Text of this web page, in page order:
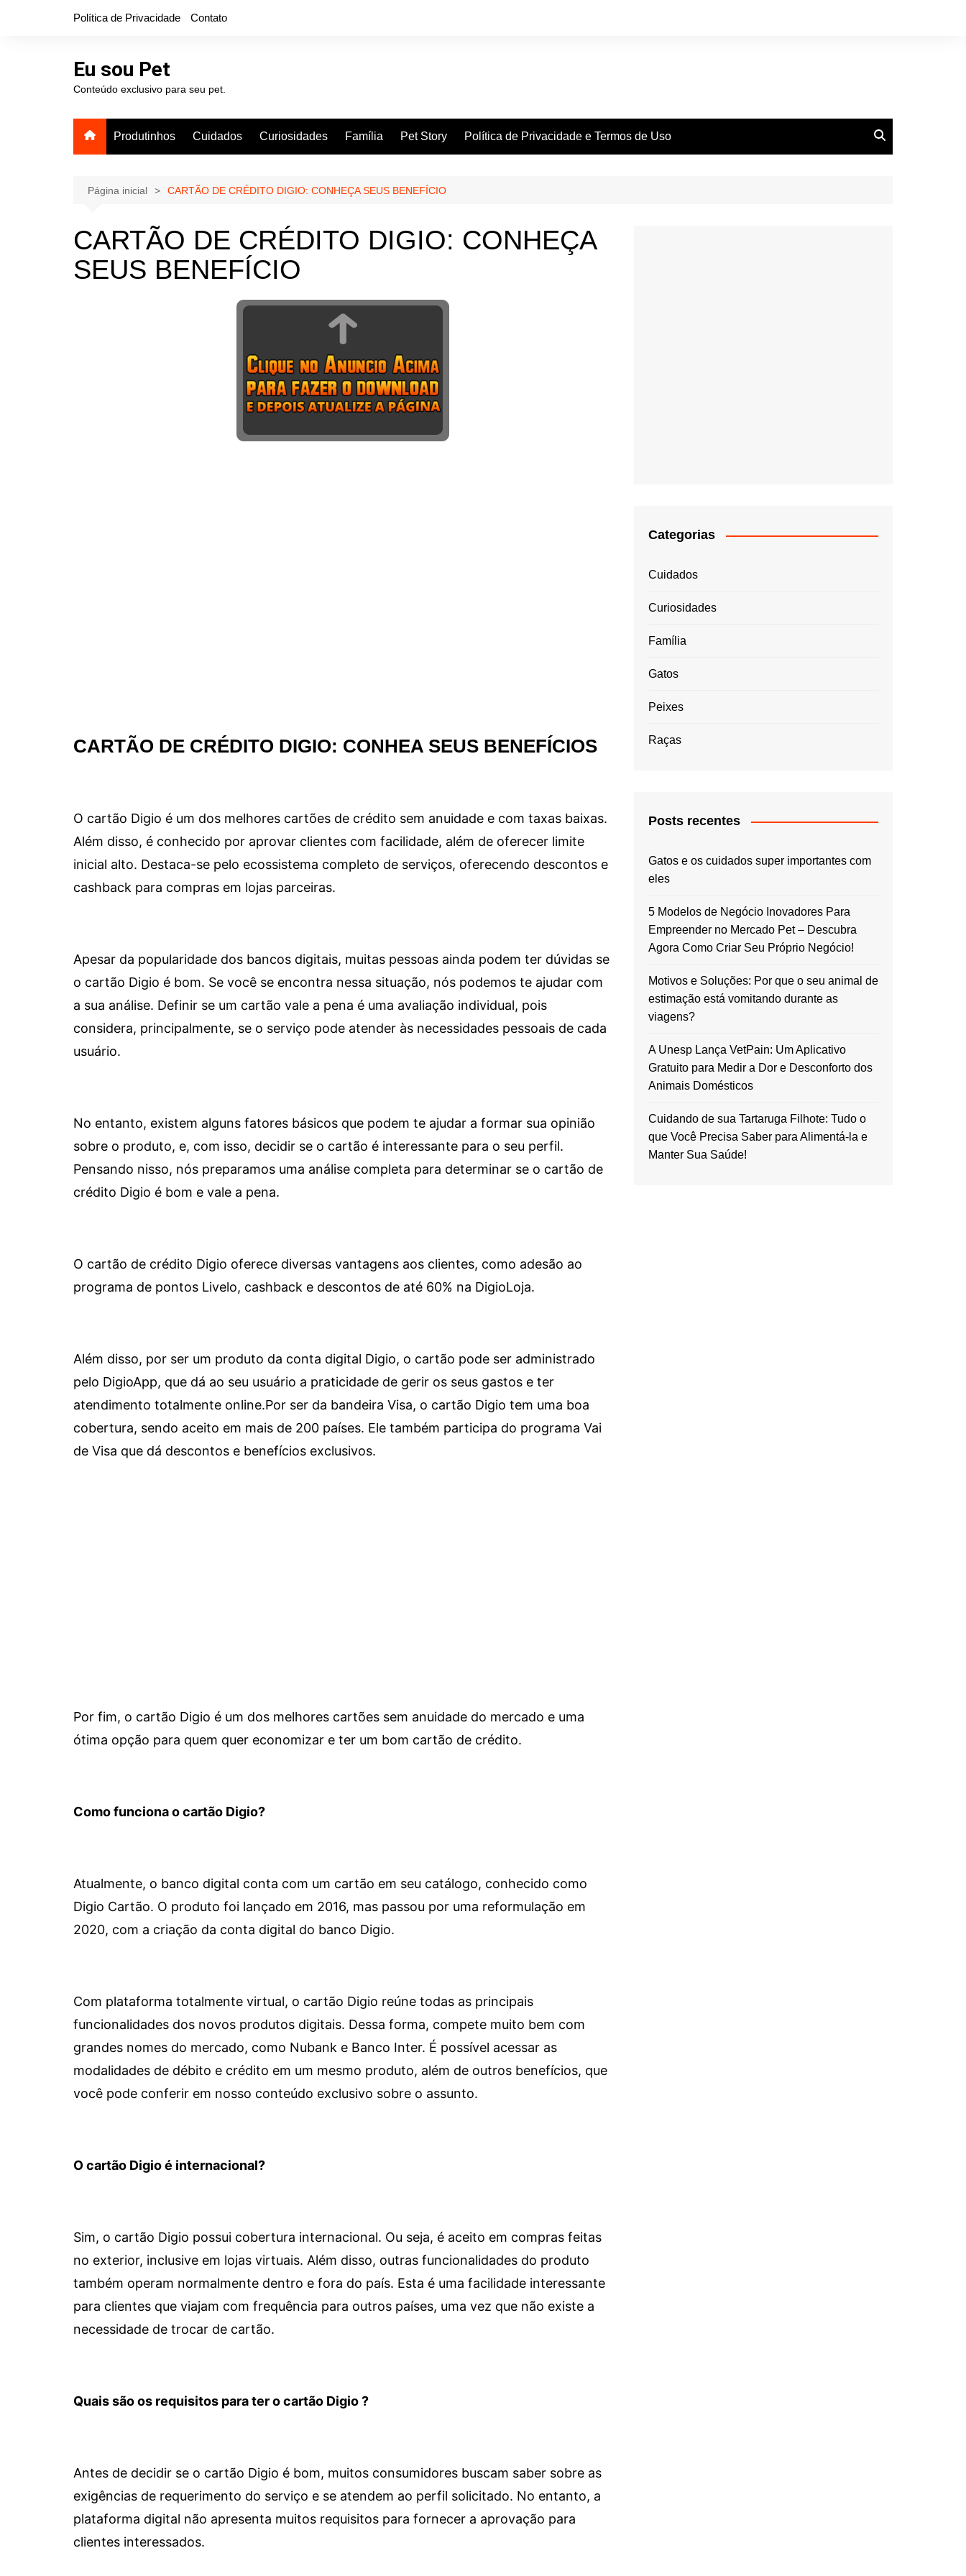
Política de Privacidade Contato
Eu sou Pet
Conteúdo exclusivo para seu pet.
Produtinhos Cuidados Curiosidades Família Pet Story Política de Privacidade e Termos de Uso
Página inicial CARTÃO DE CRÉDITO DIGIO: CONHEÇA SEUS BENEFÍCIO
CARTÃO DE CRÉDITO DIGIO: CONHEÇA
SEUS BENEFÍCIO
CARTÃO DE CRÉDITO DIGIO: CONHEA SEUS BENEFÍCIOS
O cartão Digio é um dos melhores cartões de crédito sem anuidade e com taxas baixas.
Além disso, é conhecido por aprovar clientes com facilidade, além de oferecer limite
inicial alto. Destaca-se pelo ecossistema completo de serviços, oferecendo descontos e
cashback para compras em lojas parceiras.
Apesar da popularidade dos bancos digitais, muitas pessoas ainda podem ter dúvidas se
o cartão Digio é bom. Se você se encontra nessa situação, nós podemos te ajudar com
a sua análise. Definir se um cartão vale a pena é uma avaliação individual, pois
considera, principalmente, se o serviço pode atender às necessidades pessoais de cada
usuário.
No entanto, existem alguns fatores básicos que podem te ajudar a formar sua opinião
sobre o produto, e, com isso, decidir se o cartão é interessante para o seu perfil.
Pensando nisso, nós preparamos uma análise completa para determinar se o cartão de
crédito Digio é bom e vale a pena.
O cartão de crédito Digio oferece diversas vantagens aos clientes, como adesão ao
programa de pontos Livelo, cashback e descontos de até 60% na DigioLoja.
Além disso, por ser um produto da conta digital Digio, o cartão pode ser administrado
pelo DigioApp, que dá ao seu usuário a praticidade de gerir os seus gastos e ter
atendimento totalmente online.Por ser da bandeira Visa, o cartão Digio tem uma boa
cobertura, sendo aceito em mais de 200 países. Ele também participa do programa Vai
de Visa que dá descontos e benefícios exclusivos.
Por fim, o cartão Digio é um dos melhores cartões sem anuidade do mercado e uma
ótima opção para quem quer economizar e ter um bom cartão de crédito.
Como funciona o cartão Digio?
Atualmente, o banco digital conta com um cartão em seu catálogo, conhecido como
Digio Cartão. O produto foi lançado em 2016, mas passou por uma reformulação em
2020, com a criação da conta digital do banco Digio.
Com plataforma totalmente virtual, o cartão Digio reúne todas as principais
funcionalidades dos novos produtos digitais. Dessa forma, compete muito bem com
grandes nomes do mercado, como Nubank e Banco Inter. É possível acessar as
modalidades de débito e crédito em um mesmo produto, além de outros benefícios, que
você pode conferir em nosso conteúdo exclusivo sobre o assunto.
O cartão Digio é internacional?
Sim, o cartão Digio possui cobertura internacional. Ou seja, é aceito em compras feitas
no exterior, inclusive em lojas virtuais. Além disso, outras funcionalidades do produto
também operam normalmente dentro e fora do país. Esta é uma facilidade interessante
para clientes que viajam com frequência para outros países, uma vez que não existe a
necessidade de trocar de cartão.
Quais são os requisitos para ter o cartão Digio ?
Antes de decidir se o cartão Digio é bom, muitos consumidores buscam saber sobre as
exigências de requerimento do serviço e se atendem ao perfil solicitado. No entanto, a
plataforma digital não apresenta muitos requisitos para fornecer a aprovação para
clientes interessados.
Categorias
Cuidados
Curiosidades
Família
Gatos
Peixes
Raças
Posts recentes
Gatos e os cuidados super importantes com
eles
5 Modelos de Negócio Inovadores Para
Empreender no Mercado Pet – Descubra
Agora Como Criar Seu Próprio Negócio!
Motivos e Soluções: Por que o seu animal de
estimação está vomitando durante as
viagens?
A Unesp Lança VetPain: Um Aplicativo
Gratuito para Medir a Dor e Desconforto dos
Animais Domésticos
Cuidando de sua Tartaruga Filhote: Tudo o
que Você Precisa Saber para Alimentá-la e
Manter Sua Saúde!